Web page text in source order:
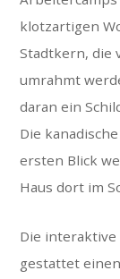
klotzartigen
Stadtkern, die
umrahmt
daran ein
Die
ersten Blick
Haus dort im
Die
gestattet